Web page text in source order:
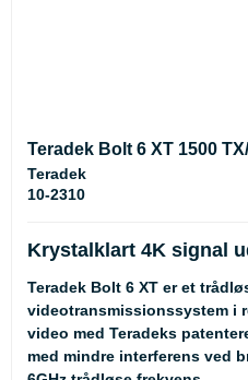
Teradek Bolt 6 XT 1500
Teradek
10-2310
Krystalklart 4K signal
Teradek Bolt 6 XT er et
videotransmissionssystem i
video med Teradeks
med mindre interferens ved